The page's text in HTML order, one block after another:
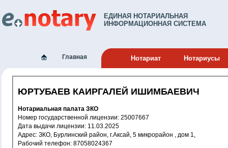
ЕДИНАЯ НОТАРИАЛЬНАЯ
ИНФОРМАЦИОННАЯ СИСТЕМА
Главная Нотариат Нотариусы
ЮРТУБАЕВ КАИРГАЛЕЙ ИШИМБАЕВИЧ
Нотариальная палата ЗКО
Номер государственной лицензии: 25007667
Дата выдачи лицензии: 11.03.2025
Адрес: ЗКО, Бурлинский район, г.Аксай, 5 микрорайон , дом 1,
Рабочий телефон: 87058024367